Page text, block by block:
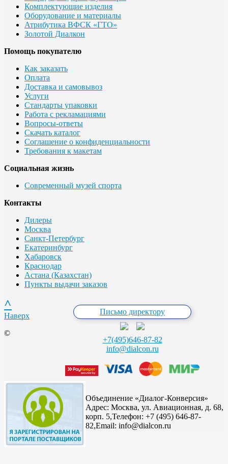
Комплектующие изделия
Оборудование и материалы
Атрибутика ВФСК «ГТО»
Золотой Диалкон
Помощь покупателю
Как заказать
Оплата
Доставка и самовывоз
Услуги
Стандарты упаковки
Работа с рекламациями
Вопросы-ответы
Скачать каталог
Соглашение о конфиденциальности
Требования к макетам
Социальная жизнь
Современный музей спорта
Контакты
Дилеры
Москва
Санкт-Петербург
Екатеринбург
Хабаровск
Краснодар
Астана (Казахстан)
Пункты выдачи заказов
Письмо директору
+7(495)646-87-82
info@dialcon.ru
^
Наверх
©
Объединение «Диалог-Конверсия»
Адрес: Москва, ул. Авиационная, д. 68,
корп. 5,Телефон: +7 (495) 646-87-
82,Email: info@dialcon.ru